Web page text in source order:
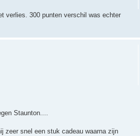
verlies. 300 punten verschil was echter
Staunton....
zeer snel een stuk cadeau waarna zijn